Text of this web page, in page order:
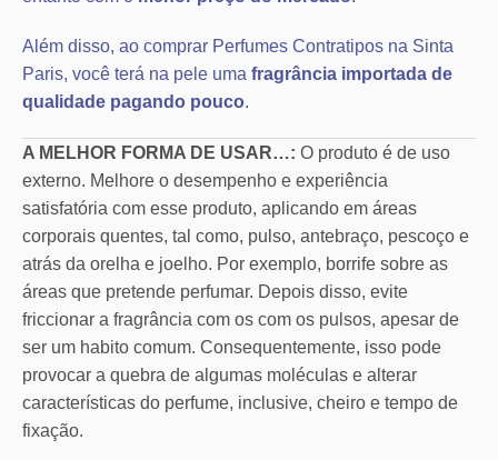
Além disso, ao comprar Perfumes Contratipos na Sinta
Paris, você terá na pele uma fragrância importada de
qualidade pagando pouco.
A MELHOR FORMA DE USAR…: O produto é de uso
externo. Melhore o desempenho e experiência
satisfatória com esse produto, aplicando em áreas
corporais quentes, tal como, pulso, antebraço, pescoço e
atrás da orelha e joelho. Por exemplo, borrife sobre as
áreas que pretende perfumar. Depois disso, evite
friccionar a fragrância com os com os pulsos, apesar de
ser um habito comum. Consequentemente, isso pode
provocar a quebra de algumas moléculas e alterar
características do perfume, inclusive, cheiro e tempo de
fixação.